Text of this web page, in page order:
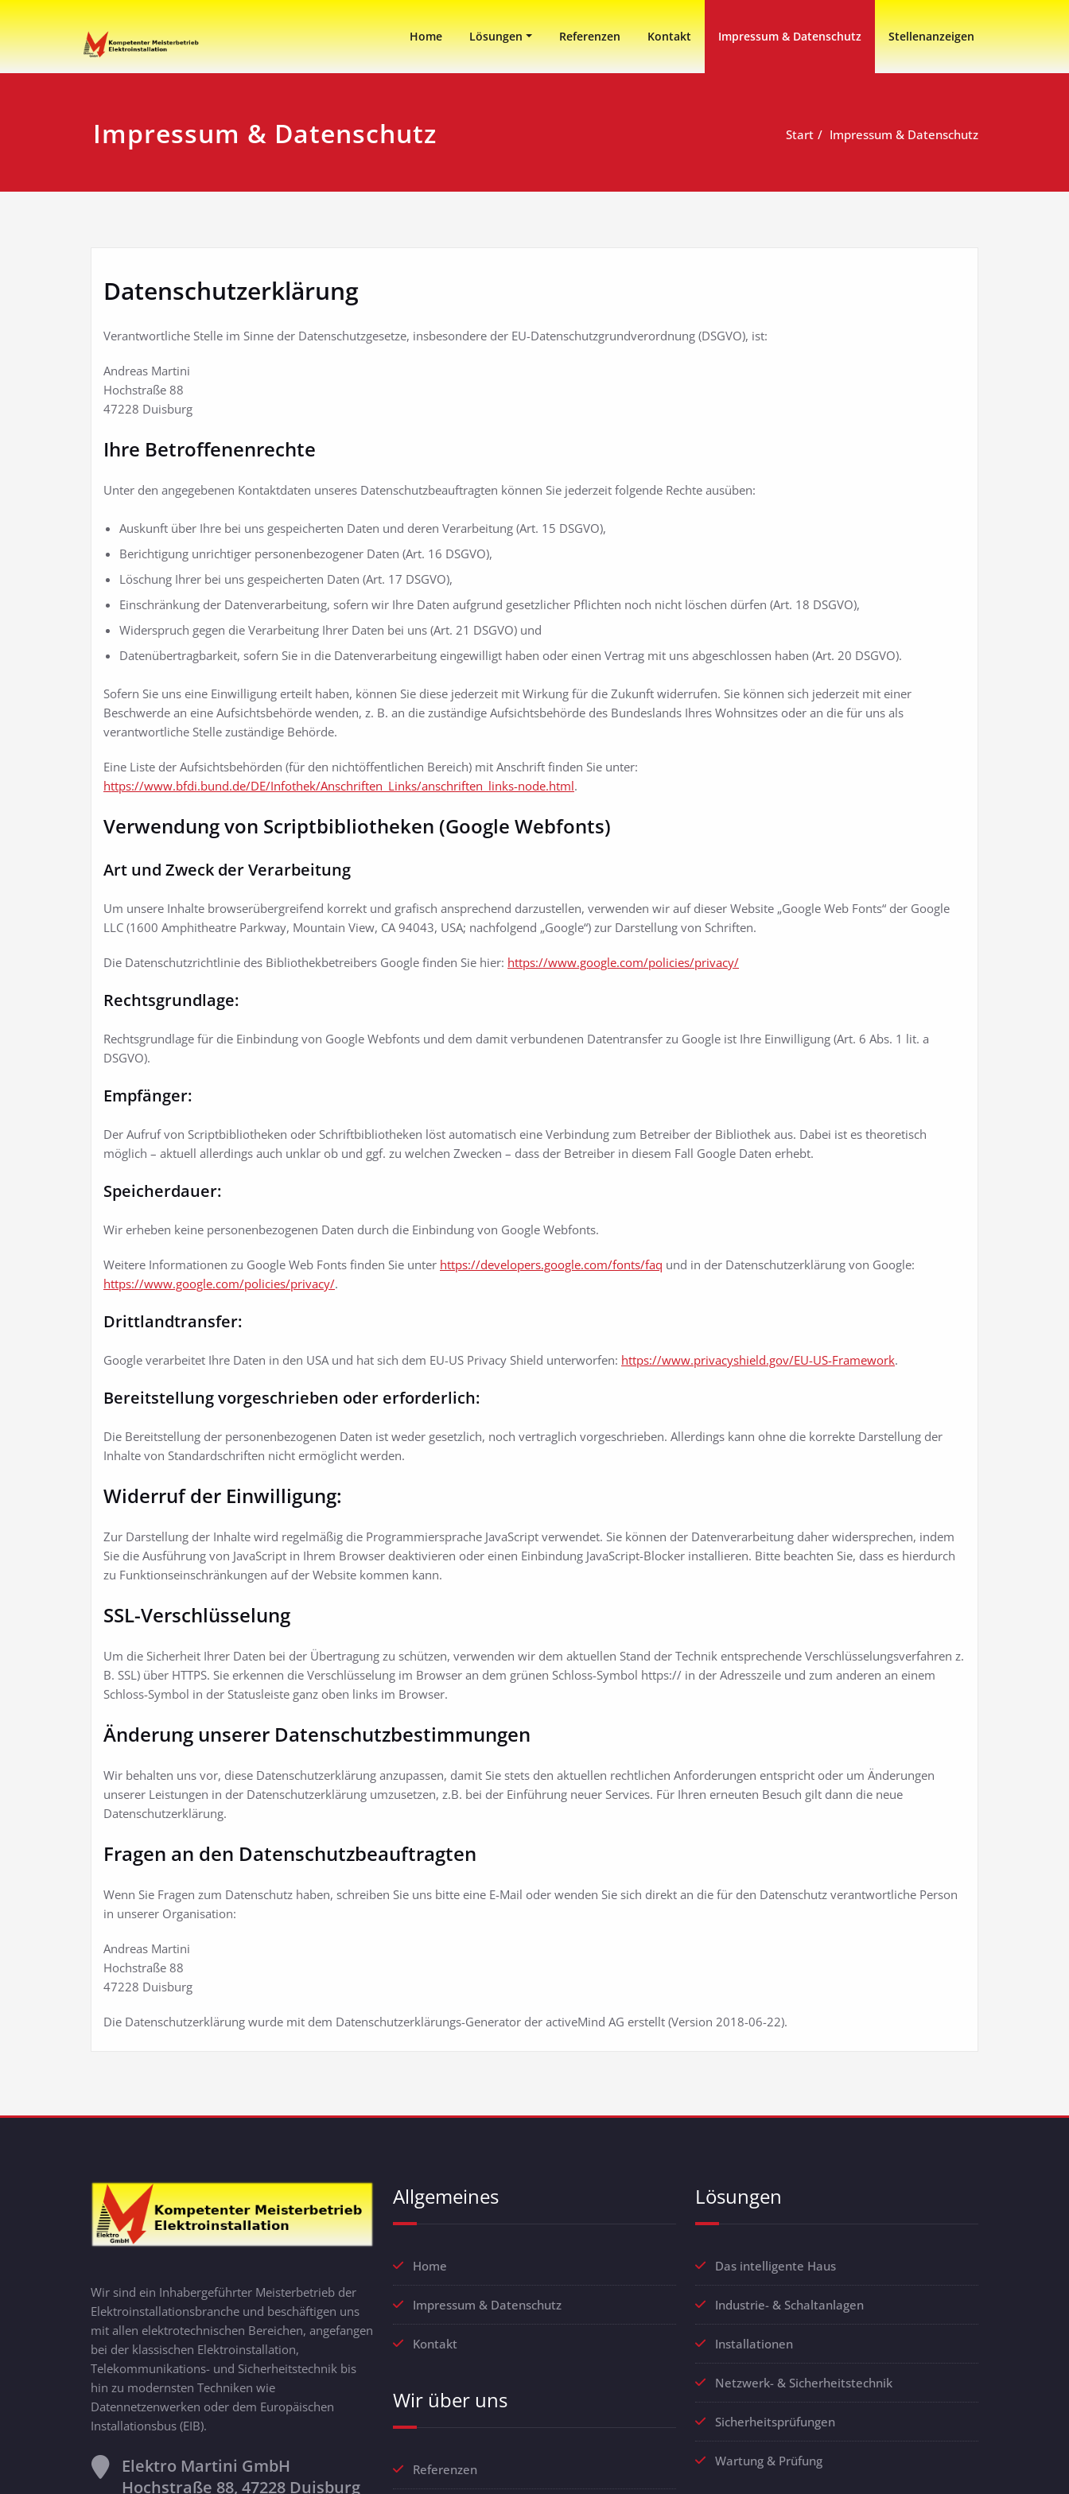
Zum
Inhalt
springen
Elektro Martini
Ihr Elektro-Dienstleister in DuisburgHome Lösungen Referenzen Kontakt Impressum & Datenschutz Stellenanzeigen
Impressum & Datenschutz Start Impressum & Datenschutz
Datenschutzerklärung
Verantwortliche Stelle im Sinne der Datenschutzgesetze, insbesondere der EU-Datenschutzgrundverordnung (DSGVO), ist:
Andreas Martini
Hochstraße 88
47228 Duisburg
Ihre Betroffenenrechte
Unter den angegebenen Kontaktdaten unseres Datenschutzbeauftragten können Sie jederzeit folgende Rechte ausüben:
Auskunft über Ihre bei uns gespeicherten Daten und deren Verarbeitung (Art. 15 DSGVO),
Berichtigung unrichtiger personenbezogener Daten (Art. 16 DSGVO),
Löschung Ihrer bei uns gespeicherten Daten (Art. 17 DSGVO),
Einschränkung der Datenverarbeitung, sofern wir Ihre Daten aufgrund gesetzlicher Pflichten noch nicht löschen dürfen (Art. 18 DSGVO),
Widerspruch gegen die Verarbeitung Ihrer Daten bei uns (Art. 21 DSGVO) und
Datenübertragbarkeit, sofern Sie in die Datenverarbeitung eingewilligt haben oder einen Vertrag mit uns abgeschlossen haben (Art. 20 DSGVO).
Sofern Sie uns eine Einwilligung erteilt haben, können Sie diese jederzeit mit Wirkung für die Zukunft widerrufen. Sie können sich jederzeit mit einer
Beschwerde an eine Aufsichtsbehörde wenden, z. B. an die zuständige Aufsichtsbehörde des Bundeslands Ihres Wohnsitzes oder an die für uns als
verantwortliche Stelle zuständige Behörde.
Eine Liste der Aufsichtsbehörden (für den nichtöffentlichen Bereich) mit Anschrift finden Sie unter:
https://www.bfdi.bund.de/DE/Infothek/Anschriften_Links/anschriften_links-node.html.
Verwendung von Scriptbibliotheken (Google Webfonts)
Art und Zweck der Verarbeitung
Um unsere Inhalte browserübergreifend korrekt und grafisch ansprechend darzustellen, verwenden wir auf dieser Website „Google Web Fonts“ der Google
LLC (1600 Amphitheatre Parkway, Mountain View, CA 94043, USA; nachfolgend „Google“) zur Darstellung von Schriften.
Die Datenschutzrichtlinie des Bibliothekbetreibers Google finden Sie hier: https://www.google.com/policies/privacy/
Rechtsgrundlage:
Rechtsgrundlage für die Einbindung von Google Webfonts und dem damit verbundenen Datentransfer zu Google ist Ihre Einwilligung (Art. 6 Abs. 1 lit. a
DSGVO).
Empfänger:
Der Aufruf von Scriptbibliotheken oder Schriftbibliotheken löst automatisch eine Verbindung zum Betreiber der Bibliothek aus. Dabei ist es theoretisch
möglich – aktuell allerdings auch unklar ob und ggf. zu welchen Zwecken – dass der Betreiber in diesem Fall Google Daten erhebt.
Speicherdauer:
Wir erheben keine personenbezogenen Daten durch die Einbindung von Google Webfonts.
Weitere Informationen zu Google Web Fonts finden Sie unter https://developers.google.com/fonts/faq und in der Datenschutzerklärung von Google:
https://www.google.com/policies/privacy/.
Drittlandtransfer:
Google verarbeitet Ihre Daten in den USA und hat sich dem EU-US Privacy Shield unterworfen: https://www.privacyshield.gov/EU-US-Framework.
Bereitstellung vorgeschrieben oder erforderlich:
Die Bereitstellung der personenbezogenen Daten ist weder gesetzlich, noch vertraglich vorgeschrieben. Allerdings kann ohne die korrekte Darstellung der
Inhalte von Standardschriften nicht ermöglicht werden.
Widerruf der Einwilligung:
Zur Darstellung der Inhalte wird regelmäßig die Programmiersprache JavaScript verwendet. Sie können der Datenverarbeitung daher widersprechen, indem
Sie die Ausführung von JavaScript in Ihrem Browser deaktivieren oder einen Einbindung JavaScript-Blocker installieren. Bitte beachten Sie, dass es hierdurch
zu Funktionseinschränkungen auf der Website kommen kann.
SSL-Verschlüsselung
Um die Sicherheit Ihrer Daten bei der Übertragung zu schützen, verwenden wir dem aktuellen Stand der Technik entsprechende Verschlüsselungsverfahren z.
B. SSL) über HTTPS. Sie erkennen die Verschlüsselung im Browser an dem grünen Schloss-Symbol https:// in der Adresszeile und zum anderen an einem
Schloss-Symbol in der Statusleiste ganz oben links im Browser.
Änderung unserer Datenschutzbestimmungen
Wir behalten uns vor, diese Datenschutzerklärung anzupassen, damit Sie stets den aktuellen rechtlichen Anforderungen entspricht oder um Änderungen
unserer Leistungen in der Datenschutzerklärung umzusetzen, z.B. bei der Einführung neuer Services. Für Ihren erneuten Besuch gilt dann die neue
Datenschutzerklärung.
Fragen an den Datenschutzbeauftragten
Wenn Sie Fragen zum Datenschutz haben, schreiben Sie uns bitte eine E-Mail oder wenden Sie sich direkt an die für den Datenschutz verantwortliche Person
in unserer Organisation:
Andreas Martini
Hochstraße 88
47228 Duisburg
Die Datenschutzerklärung wurde mit dem Datenschutzerklärungs-Generator der activeMind AG erstellt (Version 2018-06-22).
Wir sind ein Inhabergeführter Meisterbetrieb der
Elektroinstallationsbranche und beschäftigen uns
mit allen elektrotechnischen Bereichen, angefangen
bei der klassischen Elektroinstallation,
Telekommunikations- und Sicherheitstechnik bis
hin zu modernsten Techniken wie
Datennetzenwerken oder dem Europäischen
Installationsbus (EIB).
Elektro Martini GmbH
Hochstraße 88, 47228 Duisburg
Allgemeines
Home
Impressum & Datenschutz
Kontakt
Wir über uns
Referenzen
Lösungen
Das intelligente Haus
Industrie- & Schaltanlagen
Installationen
Netzwerk- & Sicherheitstechnik
Sicherheitsprüfungen
Wartung & Prüfung